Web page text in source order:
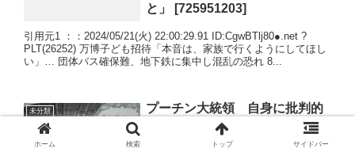
と」 [725951203]
引用元1 ：：2024/05/21(火) 22:00:29.91 ID:CgwBTlj80●.net ?
PLT(26252) 万博子ども招待「本音は、家族で行くようにしてほし
い」… 団体バス確保難、地下鉄に集中し混乱の恐れ 8...
未分類
プーチン大統領 自身に批判的
な野党指導者ナワリヌイ氏をカ
サンドラ監獄へ収監 地獄へよう
ホーム 検索 トップ サイドバー